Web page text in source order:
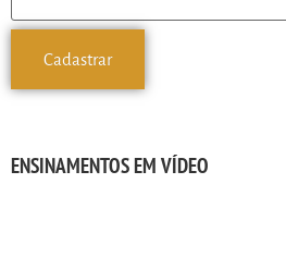
ENSINAMENTOS EM VÍDEO